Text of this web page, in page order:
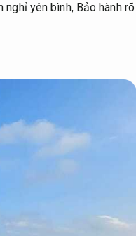
nghỉ yên bình, Bảo hành rõ